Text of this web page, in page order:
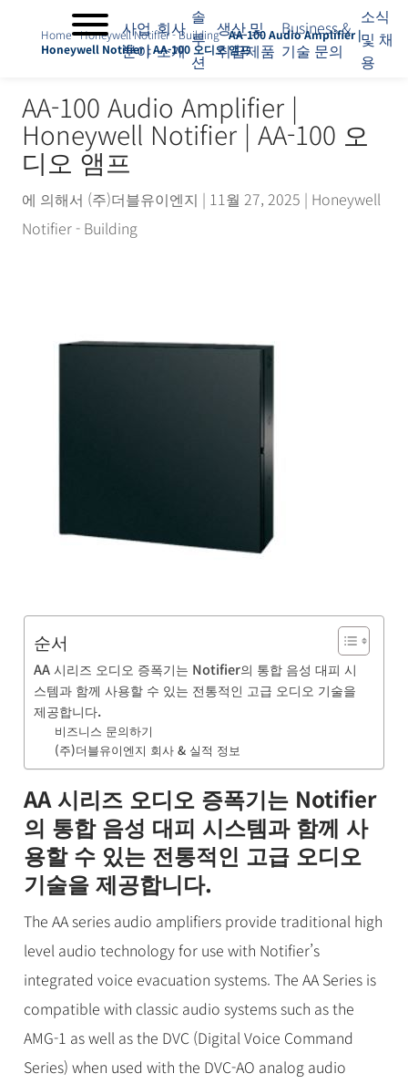
사업
분야
회사
소개
솔
루
션
생산 및
취급제품
Business &
기술 문의
소식
및 채
용
분
야
회
사
개
솔
Home-Honeywell Notifier - Building-AA-100 Audio Amplifier |
Honeywell Notifier | AA-100 오디오 앰프
AA-100 Audio Amplifier |
Honeywell Notifier | AA-100 오
디오 앰프
에 의해서 (주)더블유이엔지 | 11월 27, 2025 | Honeywell
Notifier - Building
순서
AA 시리즈 오디오 증폭기는 Notifier의 통합 음성 대피 시
스템과 함께 사용할 수 있는 전통적인 고급 오디오 기술을
제공합니다.
비즈니스 문의하기
(주)더블유이엔지 회사 & 실적 정보
AA 시리즈 오디오 증폭기는 Notifier
의 통합 음성 대피 시스템과 함께 사
용할 수 있는 전통적인 고급 오디오
기술을 제공합니다.
The AA series audio amplifiers provide traditional high
level audio technology for use with Notifier’s
integrated voice evacuation systems. The AA Series is
compatible with classic audio systems such as the
AMG-1 as well as the DVC (Digital Voice Command
Series) when used with the DVC-AO analog audio